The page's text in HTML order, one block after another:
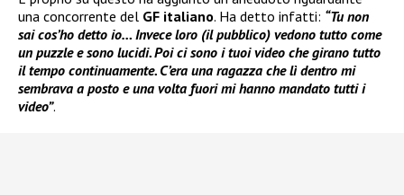
una concorrente del GF italiano. Ha detto infatti: “Tu non
sai cos’ho detto io… Invece loro (il pubblico) vedono tutto come
un puzzle e sono lucidi. Poi ci sono i tuoi video che girano tutto
il tempo continuamente. C’era una ragazza che lì dentro mi
sembrava a posto e una volta fuori mi hanno mandato tutti i
video”.